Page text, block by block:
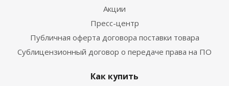
Акции
Пресс-центр
Публичная оферта договора поставки товара
Сублицензионный договор о передаче права на ПО
Как купить